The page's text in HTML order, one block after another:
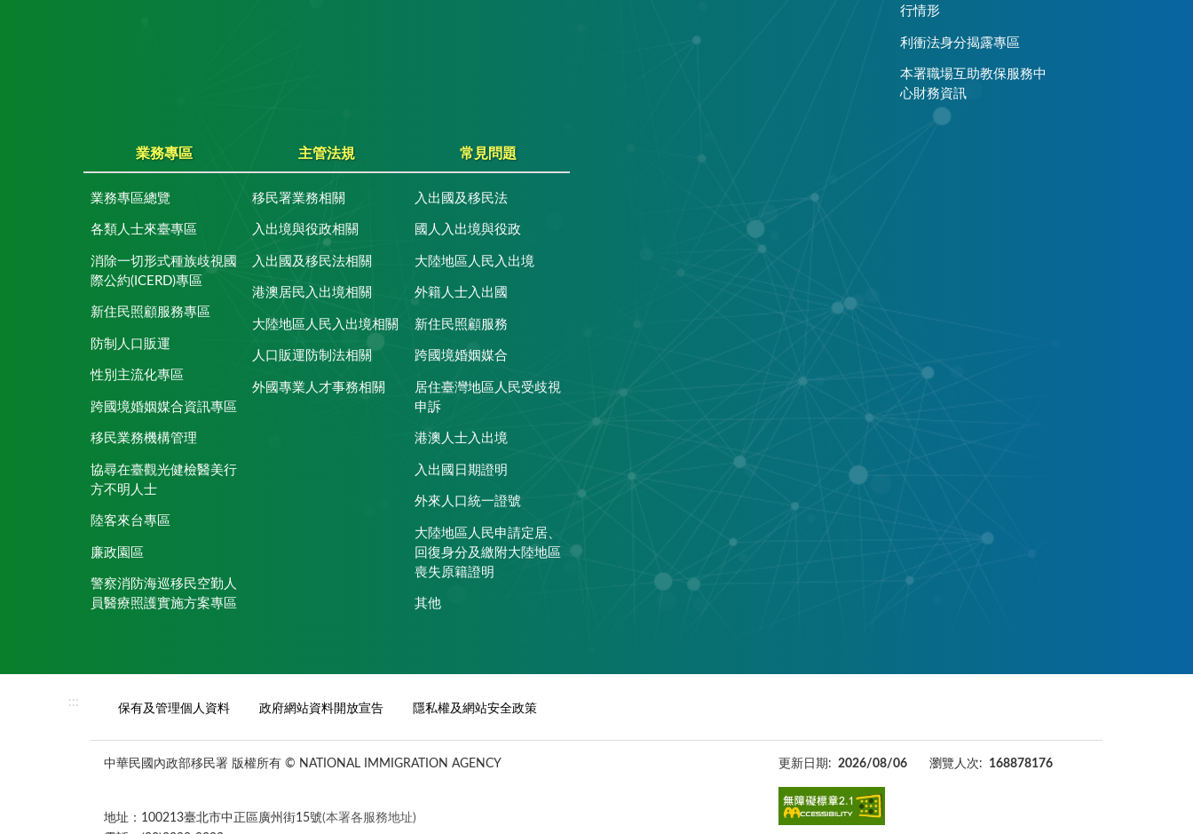
行情形
利衝法身分揭露專區
本署職場互助教保服務中
心財務資訊
業務專區
業務專區總覽
各類人士來臺專區
消除一切形式種族歧視國
際公約(ICERD)專區
新住民照顧服務專區
防制人口販運
性別主流化專區
跨國境婚姻媒合資訊專區
移民業務機構管理
協尋在臺觀光健檢醫美行
方不明人士
陸客來台專區
廉政園區
警察消防海巡移民空勤人
員醫療照護實施方案專區
主管法規
移民署業務相關
入出境與役政相關
入出國及移民法相關
港澳居民入出境相關
大陸地區人民入出境相關
人口販運防制法相關
外國專業人才事務相關
常見問題
入出國及移民法
國人入出境與役政
大陸地區人民入出境
外籍人士入出國
新住民照顧服務
跨國境婚姻媒合
居住臺灣地區人民受歧視
申訴
港澳人士入出境
入出國日期證明
外來人口統一證號
大陸地區人民申請定居、
回復身分及繳附大陸地區
喪失原籍證明
其他
:::
保有及管理個人資料 政府網站資料開放宣告 隱私權及網站安全政策
中華民國內政部移民署 版權所有 © NATIONAL IMMIGRATION AGENCY
地址：100213臺北市中正區廣州街15號(本署各服務地址)
更新日期: 2026/08/06 瀏覽人次: 168878176